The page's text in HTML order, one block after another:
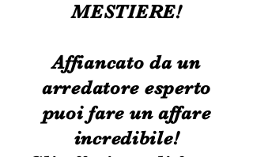
MESTIERE!
Affiancato da un
arredatore esperto
puoi fare un affare
incredibile!